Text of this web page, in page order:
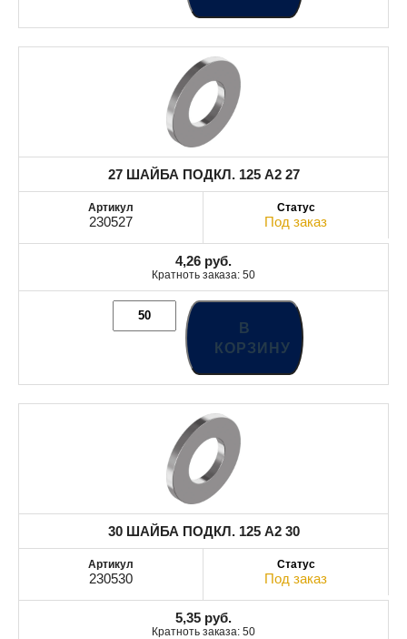
27 ШАЙБА ПОДКЛ. 125 A2 27
230527 Под заказ
4,26 руб.
Кратноть заказа: 50
В
КОРЗИНУ
30 ШАЙБА ПОДКЛ. 125 A2 30
230530 Под заказ
5,35 руб.
Кратноть заказа: 50